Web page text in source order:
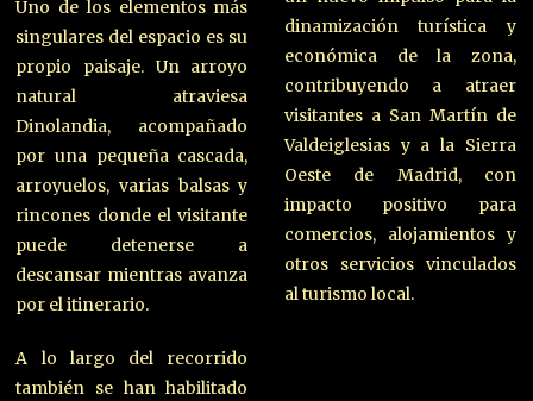
Uno de los elementos más
singulares del espacio es su
propio paisaje. Un arroyo
natural atraviesa
Dinolandia, acompañado
por una pequeña cascada,
arroyuelos, varias balsas y
rincones donde el visitante
puede detenerse a
descansar mientras avanza
por el itinerario.
A lo largo del recorrido
también se han habilitado
dinamización turística y
económica de la zona,
contribuyendo a atraer
visitantes a San Martín de
Valdeiglesias y a la Sierra
Oeste de Madrid, con
impacto positivo para
comercios, alojamientos y
otros servicios vinculados
al turismo local.